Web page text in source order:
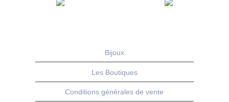
Bijoux
Les Boutiques
Conditions générales de vente